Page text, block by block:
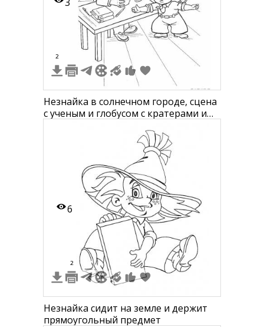
2
Незнайка в солнечном городе, сцена
с ученым и глобусом с кратерами и
6
2
Незнайка сидит на земле и держит
прямоугольный предмет